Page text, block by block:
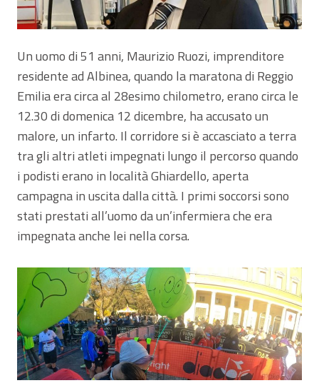
Un uomo di 51 anni, Maurizio Ruozi, imprenditore
residente ad Albinea, quando la maratona di Reggio
Emilia era circa al 28esimo chilometro, erano circa le
12.30 di domenica 12 dicembre, ha accusato un
malore, un infarto. Il corridore si è accasciato a terra
tra gli altri atleti impegnati lungo il percorso quando
i podisti erano in località Ghiardello, aperta
campagna in uscita dalla città. I primi soccorsi sono
stati prestati all’uomo da un’infermiera che era
impegnata anche lei nella corsa.